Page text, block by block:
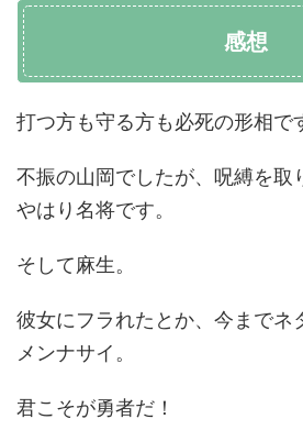
感想
打つ方も守る方も必死の形相で
不振の山岡でしたが、呪縛を取
やはり名将です。
そして麻生。
彼女にフラれたとか、今までネ
メンナサイ。
君こそが勇者だ！